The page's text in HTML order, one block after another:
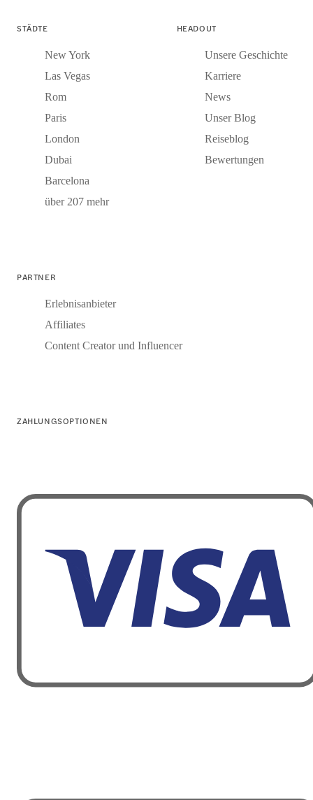
STÄDTE
New York
Las Vegas
Rom
Paris
London
Dubai
Barcelona
über 207 mehr
HEADOUT
Unsere Geschichte
Karriere
News
Unser Blog
Reiseblog
Bewertungen
PARTNER
Erlebnisanbieter
Affiliates
Content Creator und Influencer
ZAHLUNGSOPTIONEN